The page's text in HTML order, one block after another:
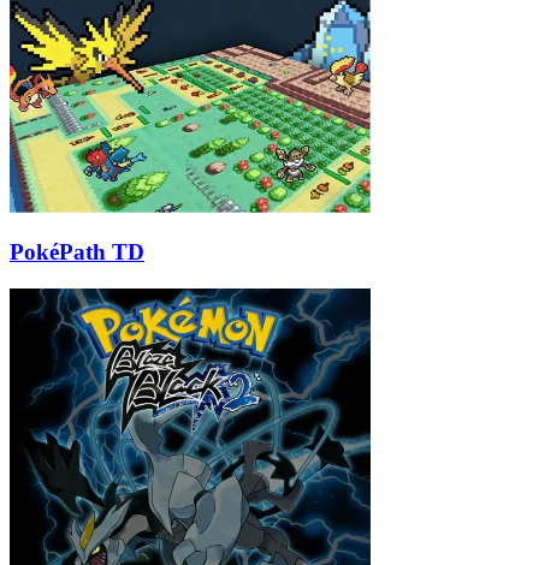
PokéPath TD